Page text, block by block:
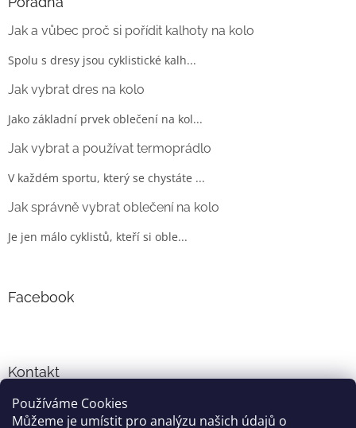
Používáme Cookies
Můžeme je umístit pro analýzu našich údajů o
Jak a vůbec proč si pořídit kalhoty na kolo
Spolu s dresy jsou cyklistické kalh...
Jak vybrat dres na kolo
Jako základní prvek oblečení na kol...
Jak vybrat a používat termoprádlo
V každém sportu, který se chystáte ...
Jak správně vybrat oblečení na kolo
Je jen málo cyklistů, kteří si oble...
Facebook
Kontakt
info@cyklo-obleceni.cz